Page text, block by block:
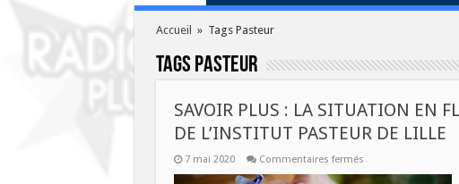
Accueil » Tags Pasteur
Tags Pasteur
SAVOIR PLUS : LA SITUATION EN
DE L’INSTITUT PASTEUR DE LILLE
7 mai 2020 Commentaires ferméssur